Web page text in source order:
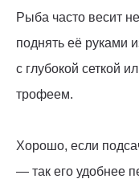
Рыба часто весит
поднять её руками
с глубокой сеткой
трофеем.
Хорошо, если
— так его удобнее